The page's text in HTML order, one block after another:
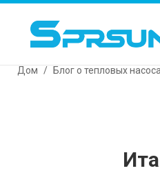
Дом / Блог о тепловых